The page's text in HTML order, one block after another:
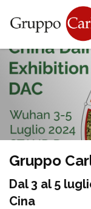
T—
Gruppo
Dal 3 al 5
Cina